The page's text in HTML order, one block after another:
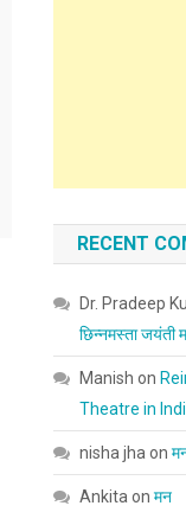
RECENT
Dr. Pradeep
छिन्नमस्ता जयंती
Manish on
Theatre in
nisha jha on
Ankita onमन